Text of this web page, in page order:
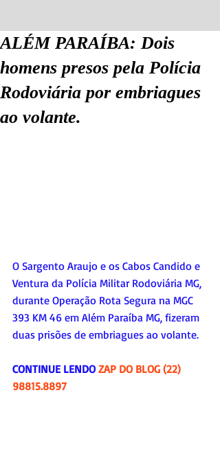
ALÉM PARAÍBA: Dois
homens presos pela Polícia
Rodoviária por embriagues
ao volante.
O Sargento Araujo e os Cabos Candido e
Ventura da Polícia Militar Rodoviária MG,
durante Operação Rota Segura na MGC
393 KM 46 em Além Paraíba MG, fizeram
duas prisões de embriagues ao volante.
CONTINUE LENDO ZAP DO BLOG (22)
98815.8897